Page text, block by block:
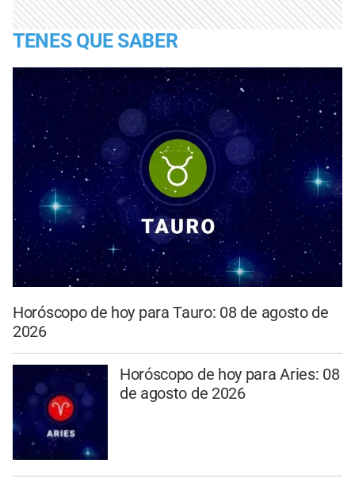
TENES QUE SABER
Horóscopo de hoy para Tauro: 08 de agosto de
2026
Horóscopo de hoy para Aries: 08
de agosto de 2026